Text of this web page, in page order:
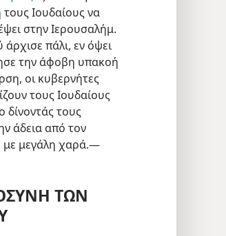
Ιουδαίους να
στην Ιερουσαλήμ.
πάλι, εν όψει
την άφοβη υπακοή
οι κυβερνήτες
τους Ιουδαίους
δίνοντάς τους
άδεια από τον
με μεγάλη χαρά.—
ΤΩΝ